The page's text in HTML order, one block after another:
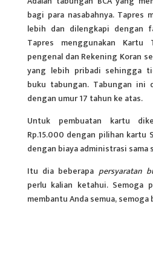
bagi para nasabahnya. Tapres
lebih dan dilengkapi dengan
Tapres menggunakan Kartu
pengenal dan Rekening Koran
yang lebih pribadi sehingga
buku tabungan. Tabungan ini
dengan umur 17 tahun ke atas.
Untuk pembuatan kartu
Rp.15.000 dengan pilihan kartu
dengan biaya administrasi sama
Itu dia beberapa persyaratan
perlu kalian ketahui. Semoga
membantu Anda semua,